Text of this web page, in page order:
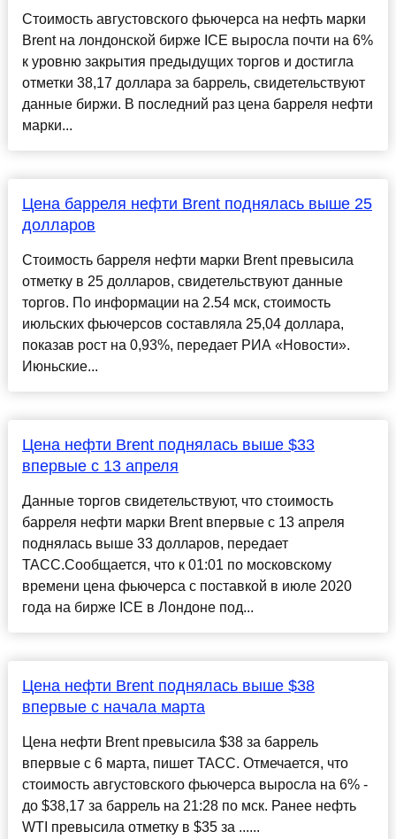
Стоимость августовского фьючерса на нефть марки
Brent на лондонской бирже ICE выросла почти на 6%
к уровню закрытия предыдущих торгов и достигла
отметки 38,17 доллара за баррель, свидетельствуют
данные биржи. В последний раз цена барреля нефти
марки...
Цена барреля нефти Brent поднялась выше 25
долларов
Стоимость барреля нефти марки Brent превысила
отметку в 25 долларов, свидетельствуют данные
торгов. По информации на 2.54 мск, стоимость
июльских фьючерсов составляла 25,04 доллара,
показав рост на 0,93%, передает РИА «Новости».
Июньские...
Цена нефти Brent поднялась выше $33
впервые с 13 апреля
Данные торгов свидетельствуют, что стоимость
барреля нефти марки Brent впервые с 13 апреля
поднялась выше 33 долларов, передает
ТАСС.Сообщается, что к 01:01 по московскому
времени цена фьючерса с поставкой в июле 2020
года на бирже ICE в Лондоне под...
Цена нефти Brent поднялась выше $38
впервые с начала марта
Цена нефти Brent превысила $38 за баррель
впервые с 6 марта, пишет ТАСС. Отмечается, что
стоимость августовского фьючерса выросла на 6% -
до $38,17 за баррель на 21:28 по мск. Ранее нефть
WTI превысила отметку в $35 за ......